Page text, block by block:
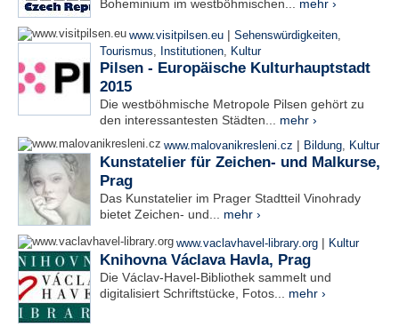
Boheminium im westböhmischen... mehr ›
www.visitpilsen.eu | Sehenswürdigkeiten,
Tourismus, Institutionen, Kultur
Pilsen - Europäische Kulturhauptstadt
2015
Die westböhmische Metropole Pilsen gehört zu
den interessantesten Städten... mehr ›
www.malovanikresleni.cz | Bildung, Kultur
Kunstatelier für Zeichen- und Malkurse,
Prag
Das Kunstatelier im Prager Stadtteil Vinohrady
bietet Zeichen- und... mehr ›
www.vaclavhavel-library.org | Kultur
Knihovna Václava Havla, Prag
Die Václav-Havel-Bibliothek sammelt und
digitalisiert Schriftstücke, Fotos... mehr ›